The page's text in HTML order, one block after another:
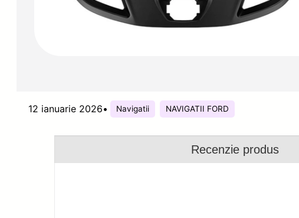
12 ianuarie 2026• Navigatii NAVIGATII FORD
Recenzie produs